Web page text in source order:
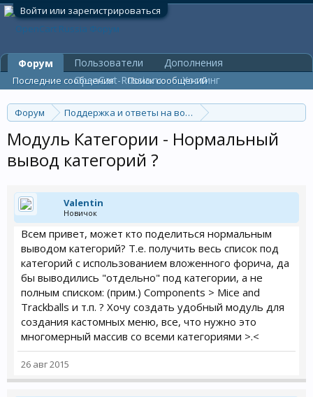
Войти или зарегистрироваться
Форум
Поддержка и ответы на вопросы
Модуль Категории - Нормальный
вывод категорий ?
Valentin
Новичок
Всем привет, может кто поделиться нормальным
выводом категорий? Т.е. получить весь список под
категорий с использованием вложенного форича, да
бы выводились "отдельно" под категории, а не
полным списком: (прим.) Components > Mice and
Trackballs и т.п. ? Хочу создать удобный модуль для
создания кастомных меню, все, что нужно это
многомерный массив со всеми категориями >.<
26 авг 2015
Форум
Последние сообщения Поиск сообщений
Пользователи
Дополнения
OpenCart-Russia.ru
Хостинг